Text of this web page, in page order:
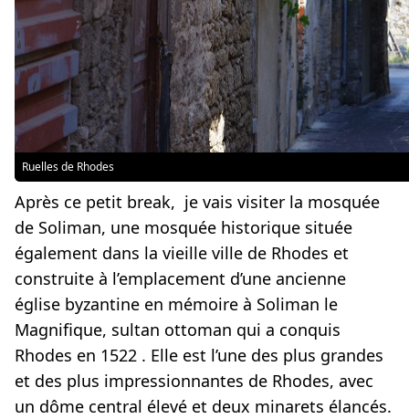
Ruelles de Rhodes
Après ce petit break, je vais visiter la mosquée
de Soliman, une mosquée historique située
également dans la vieille ville de Rhodes et
construite à l’emplacement d’une ancienne
église byzantine en mémoire à Soliman le
Magnifique, sultan ottoman qui a conquis
Rhodes en 1522 . Elle est l’une des plus grandes
et des plus impressionnantes de Rhodes, avec
un dôme central élevé et deux minarets élancés.